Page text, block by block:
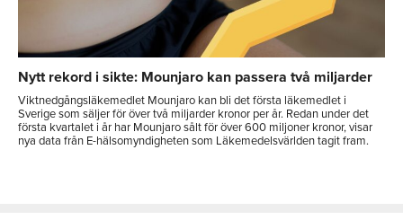
Nytt rekord i sikte: Mounjaro kan passera två miljarder
Viktnedgångsläkemedlet Mounjaro kan bli det första läkemedlet i
Sverige som säljer för över två miljarder kronor per år. Redan under det
första kvartalet i år har Mounjaro sålt för över 600 miljoner kronor, visar
nya data från E-hälsomyndigheten som Läkemedelsvärlden tagit fram.